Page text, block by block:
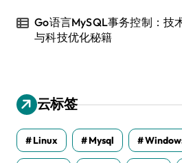
Go语言MySQL事务控制：技
与科技优化秘籍
云标签
Linux Mysql